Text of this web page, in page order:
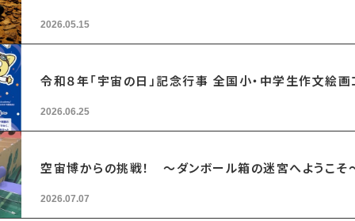
2026.05.15
令和８年「宇宙の日」記念行事 全国小・中学生作文絵
2026.06.25
空宙博からの挑戦！ ～ダンボール箱の迷宮へようこそ
2026.07.07